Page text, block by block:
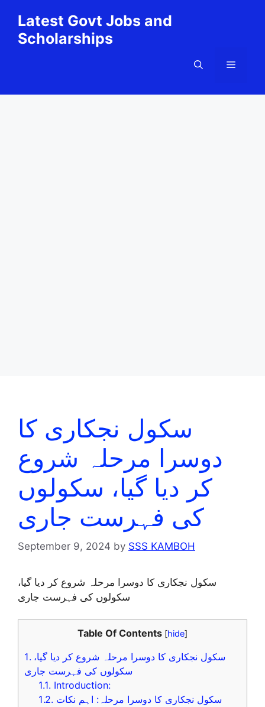
content
Latest Govt Jobs and
Scholarships
Menu
سکول نجکاری کا
دوسرا مرحلہ شروع
کر دیا گیا، سکولوں
کی فہرست جاری
September 9, 2024 by SSS KAMBOH
سکول نجکاری کا دوسرا مرحلہ شروع کر دیا گیا،
سکولوں کی فہرست جاری
Table Of Contents [hide]
1.
سکولوں کی فہرست جاری
1.1. Introduction:
1.2. سکول نجکاری کا دوسرا مرحلہ: اہم نکات